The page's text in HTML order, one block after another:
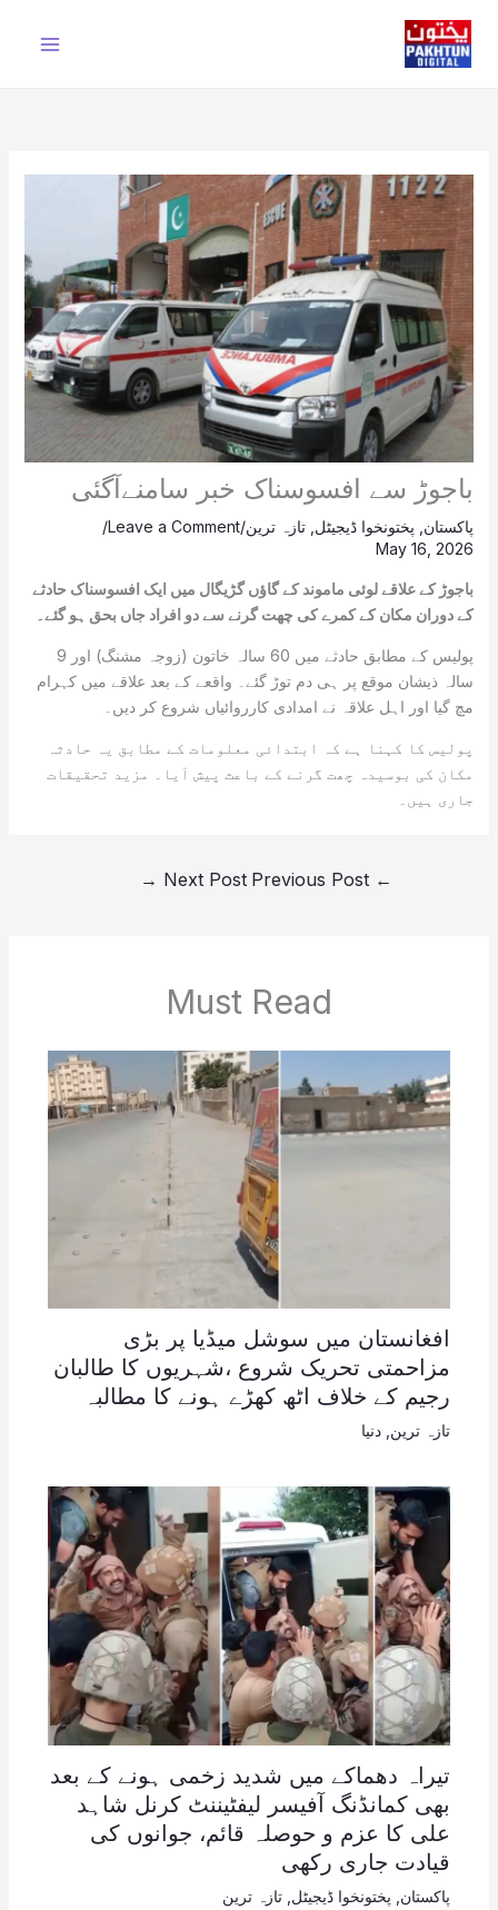
content
باجوڑ سے افسوسناک خبر سامنےآگئی
پاکستان پختونخوا ڈیجیٹل تازہ ترین/
Leave a Comment
/
May 16, 2026
باجوڑ کے علاقے لوئی ماموند کے گاؤں گڑیگال میں ایک افسوسناک حادثے
کے دوران مکان کے کمرے کی چھت گرنے سے دو افراد جاں بحق ہو گئے۔
پولیس کے مطابق حادثے میں 60 سالہ خاتون (زوجہ مشنگ) اور 9
سالہ ذیشان موقع پر ہی دم توڑ گئے۔ واقعے کے بعد علاقے میں کہرام
مچ گیا اور اہل علاقہ نے امدادی کارروائیاں شروع کر دیں۔
پولیس کا کہنا ہے کہ ابتدائی معلومات کے مطابق یہ حادثہ
مکان کی بوسیدہ چھت گرنے کے باعث پیش آیا۔ مزید تحقیقات
جاری ہیں۔
←
Next Post
→
Must Read
افغانستان میں سوشل میڈیا پر بڑی
مزاحمتی تحریک شروع ،شہریوں کا طالبان
رجیم کے خلاف اٹھ کھڑے ہونے کا مطالبہ
تازہ ترین دنیا
تیراہ دھماکے میں شدید زخمی ہونے کے بعد
بھی کمانڈنگ آفیسر لیفٹیننٹ کرنل شاہد
علی کا عزم و حوصلہ قائم، جوانوں کی
قیادت جاری رکھی
پاکستان پختونخوا ڈیجیٹل تازہ ترین